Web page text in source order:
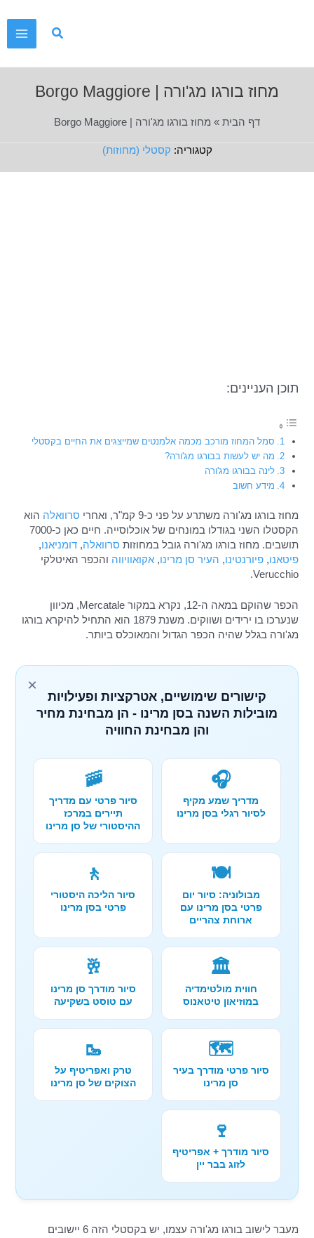
מחוז בורגו מג'ורה | Borgo Maggiore
דף הבית » מחוז בורגו מג'ורה | Borgo Maggiore
קסטלי (מחוזות)
תוכן העניינים:
סמל המחוז מורכב מכמה אלמנטים שמייצגים את החיים בקסטלי
מה יש לעשות בבורגו מג'ורה?
לינה בבורגו מג'ורה
מידע חשוב
מחוז בורגו מג'ורה משתרע על פני כ-9 קמ"ר, ואחרי סרוואלה הוא
הקסטלו השני בגודלו במונחים של אוכלוסייה. חיים כאן כ-7000
תושבים. מחוז בורגו מג'ורה גובל במחוזות סרוואלה,דומניאנו,
פיטאנו,פיורנטינו, העיר סן מרינו,אקואוויווה והכפר האיטלקי
Verucchio.
הכפר שהוקם במאה ה-12, נקרא במקור Mercatale, מכיוון
שנערכו בו ירידים ושווקים. משנת 1879 הוא התחיל להיקרא בורגו
מג'ורה בגלל שהיה הכפר הגדול והמאוכלס ביותר.
×
קישורים שימושיים, אטרקציות ופעילויות
מובילות השנה בסן מרינו - הן מבחינת מחיר
והן מבחינת החוויה
🎧
מדריך שמע מקיף
לסיור רגלי בסן מרינו
🚠
סיור פרטי עם מדריך
תיירים במרכז
ההיסטורי של סן מרינו
🍽️
מבולוניה: סיור יום
פרטי בסן מרינו עם
ארוחת צהריים
🚶
סיור הליכה היסטורי
פרטי בסן מרינו
🏛️
חווית מולטימדיה
במוזיאון טיטאנוס
🥂
סיור מודרך סן מרינו
עם טוסט בשקיעה
🗺️
סיור פרטי מודרך בעיר
סן מרינו
🥾
טרק ואפריטיף על
הצוקים של סן מרינו
🍷
סיור מודרך + אפריטיף
לזוג בבר יין
מעבר לישוב בורגו מג'ורה עצמו, יש בקסטלי הזה 6 יישובים